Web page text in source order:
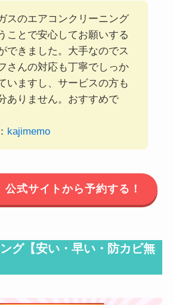
スのエアコンクリーニング
ことで安心してお願いする
できました。大手なのでス
さんの対応も丁寧でしっか
いますし、サービスの方も
ありません。おすすめで
kajimemo
公式サイトから予約する！
グ【安い・早い・防カビ無